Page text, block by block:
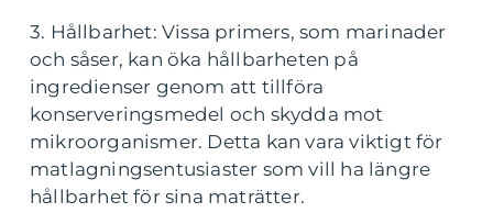
3. Hållbarhet: Vissa primers, som marinader
och såser, kan öka hållbarheten på
ingredienser genom att tillföra
konserveringsmedel och skydda mot
mikroorganismer. Detta kan vara viktigt för
matlagningsentusiaster som vill ha längre
hållbarhet för sina maträtter.